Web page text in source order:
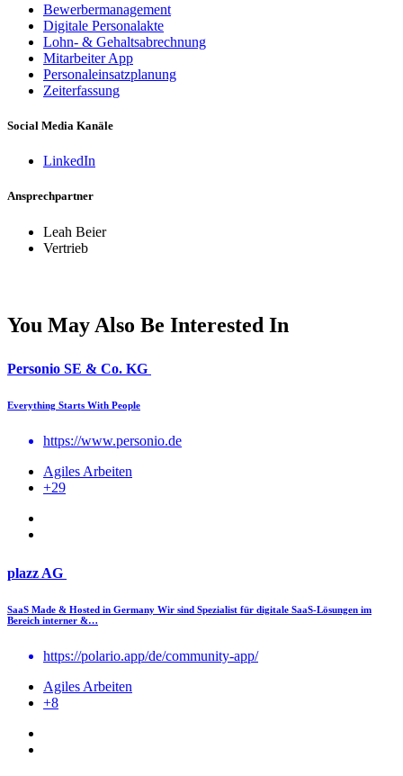
Bewerbermanagement
Digitale Personalakte
Lohn- & Gehaltsabrechnung
Mitarbeiter App
Personaleinsatzplanung
Zeiterfassung
Social Media Kanäle
LinkedIn
Ansprechpartner
Leah Beier
Vertrieb
You May Also Be Interested In
Personio SE & Co. KG
Everything Starts With People
https://www.personio.de
Agiles Arbeiten
+29
plazz AG
SaaS Made & Hosted in Germany Wir sind Spezialist für digitale SaaS-Lösungen im
Bereich interner &…
https://polario.app/de/community-app/
Agiles Arbeiten
+8